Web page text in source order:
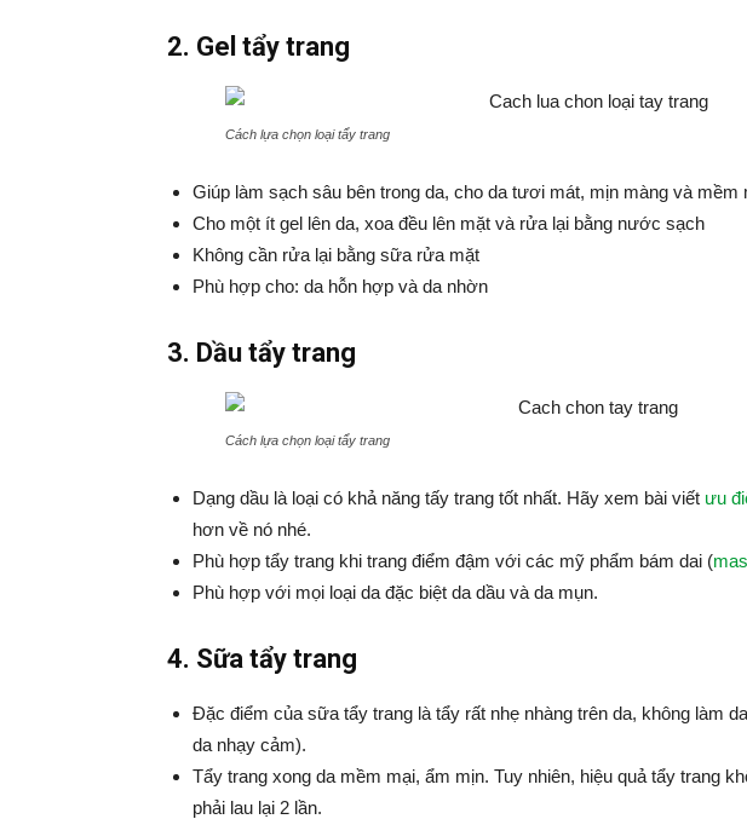
2. Gel tẩy trang
Cách lựa chọn loại tẩy trang
Giúp làm sạch sâu bên trong da, cho da tươi mát, mịn màng và mềm
Cho một ít gel lên da, xoa đều lên mặt và rửa lại bằng nước sạch
Không cần rửa lại bằng sữa rửa mặt
Phù hợp cho: da hỗn hợp và da nhờn
3. Dầu tẩy trang
Cách lựa chọn loại tẩy trang
Dạng dầu là loại có khả năng tấy trang tốt nhất. Hãy xem bài viết ưu
hơn về nó nhé.
Phù hợp tẩy trang khi trang điểm đậm với các mỹ phẩm bám dai (
Phù hợp với mọi loại da đặc biệt da dầu và da mụn.
4. Sữa tẩy trang
Đặc điểm của sữa tẩy trang là tẩy rất nhẹ nhàng trên da, không làm
da nhạy cảm).
Tẩy trang xong da mềm mại, ẩm mịn. Tuy nhiên, hiệu quả tẩy trang
phải lau lại 2 lần.